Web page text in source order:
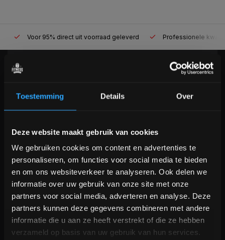
Toestemming Details Over
Deze website maakt gebruik van cookies
We gebruiken cookies om content en advertenties te
personaliseren, om functies voor social media te bieden
en om ons websiteverkeer te analyseren. Ook delen we
informatie over uw gebruik van onze site met onze
partners voor social media, adverteren en analyse. Deze
partners kunnen deze gegevens combineren met andere
informatie die u aan ze heeft verstrekt of die ze hebben
verzameld op basis van uw gebruik van hun services.
Voor 95% direct uit voorraad geleverd Professionele
KLANTENSERVICE
+31 (0)24 645 1309
info@fitnesskoerier.nl
Bam! 5% korting op je volgende
bestelling
Schrijf je in voor onze nieuwsbrief om op de hoogte te
blijven over onze nieuwe producten, deals en meer
interessante info. Ontvang 5% korting op je eerstvolgende
aankoop! 😀